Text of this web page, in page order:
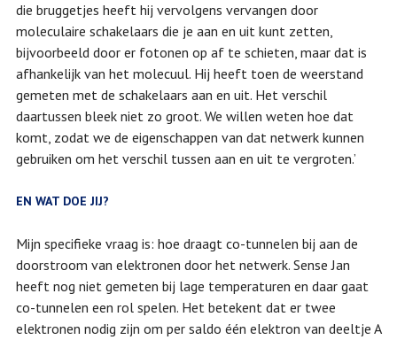
die bruggetjes heeft hij vervolgens vervangen door
moleculaire schakelaars die je aan en uit kunt zetten,
bijvoorbeeld door er fotonen op af te schieten, maar dat is
afhankelijk van het molecuul. Hij heeft toen de weerstand
gemeten met de schakelaars aan en uit. Het verschil
daartussen bleek niet zo groot. We willen weten hoe dat
komt, zodat we de eigenschappen van dat netwerk kunnen
gebruiken om het verschil tussen aan en uit te vergroten.’
EN WAT DOE JIJ?
Mijn specifieke vraag is: hoe draagt co-tunnelen bij aan de
doorstroom van elektronen door het netwerk. Sense Jan
heeft nog niet gemeten bij lage temperaturen en daar gaat
co-tunnelen een rol spelen. Het betekent dat er twee
elektronen nodig zijn om per saldo één elektron van deeltje A